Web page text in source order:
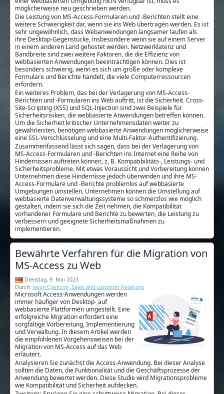
möglicherweise neu geschrieben werden.
Die Leistung von MS-Access-Formularen und -Berichten stellt eine
weitere Schwierigkeit dar, wenn sie ins Web übertragen werden. Es ist
sehr ungewöhnlich, dass Webanwendungen langsamer laufen als
ihre Desktop-Gegenstücke, insbesondere wenn sie auf einem Server
in einem anderen Land gehostet werden. Netzwerklatenz und
Bandbreite sind zwei weitere Faktoren, die die Effizienz von
webbasierten Anwendungen beeinträchtigen können. Dies ist
besonders schwierig, wenn es sich um große oder komplexe
Formulare und Berichte handelt, die viele Computerressourcen
erfordern.
Ein weiteres Problem, das bei der Verlagerung von MS-Access-
Berichten und -Formularen ins Web auftritt, ist die Sicherheit. Cross-
Site-Scripting (XSS) und SQL-Injection sind zwei Beispiele für
Sicherheitsrisiken, die webbasierte Anwendungen betreffen können.
Um die Sicherheit kritischer Unternehmensdaten weiter zu
gewährleisten, benötigen webbasierte Anwendungen möglicherweise
eine SSL-Verschlüsselung und eine Multi-Faktor-Authentifizierung.
Zusammenfassend lässt sich sagen, dass bei der Verlagerung von
MS-Access-Formularen und -Berichten ins Internet eine Reihe von
Hindernissen auftreten können, z. B. Kompatibilitäts-, Leistungs- und
Sicherheitsprobleme. Mit etwas Voraussicht und Vorbereitung können
Unternehmen diese Hindernisse jedoch überwinden und ihre MS-
Access-Formulare und -Berichte problemlos auf webbasierte
Umgebungen umstellen. Unternehmen können die Umstellung auf
webbasierte Datenverwaltungssysteme so schmerzlos wie möglich
gestalten, indem sie sich die Zeit nehmen, die Kompatibilität
vorhandener Formulare und Berichte zu bewerten, die Leistung zu
verbessern und geeignete Sicherheitsmaßnahmen zu
implementieren.
Bewährte Verfahren für die Migration von
MS-Access zu Web
Dienstag, 9. Mai 2023
Durch: Jason Clarkson, Sales and customer Relations
Microsoft Access-Anwendungen werden
immer häufiger von Desktop- auf
webbasierte Plattformen umgestellt. Eine
erfolgreiche Migration erfordert eine
sorgfältige Vorbereitung, Implementierung
und Verwaltung. In diesem Artikel werden
die empfohlenen Vorgehensweisen bei der
Migration von MS-Access auf das Web
erläutert.
Analysieren Sie zunächst die Access-Anwendung. Bei dieser Analyse
sollten die Daten, die Funktionalität und die Geschäftsprozesse der
Anwendung bewertet werden. Diese Studie wird Migrationsprobleme
wie Kompatibilität und Sicherheit aufdecken.